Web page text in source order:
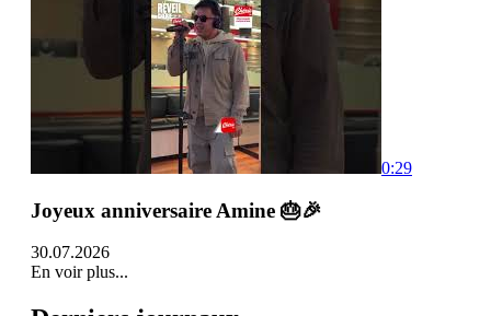
0:29
Joyeux anniversaire Amine 🎂🎉
30.07.2026
En voir plus...